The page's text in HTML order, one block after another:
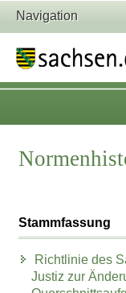
Navigation
Stammfassung
Richtlinie des
Justiz zur